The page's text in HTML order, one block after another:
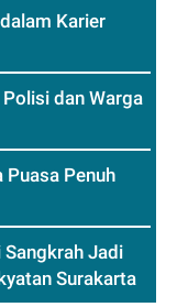
Karier
dan Warga
Puasa Penuh
Jadi
Surakarta